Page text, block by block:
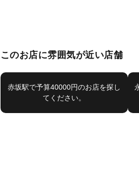
このお店に雰囲気が近い店舗
赤坂駅で予算40000円のお店を探し
てください。